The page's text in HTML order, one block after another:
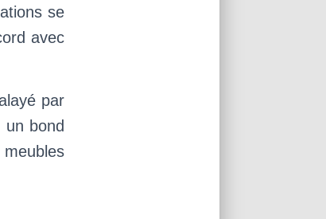
se
avec
par
bond